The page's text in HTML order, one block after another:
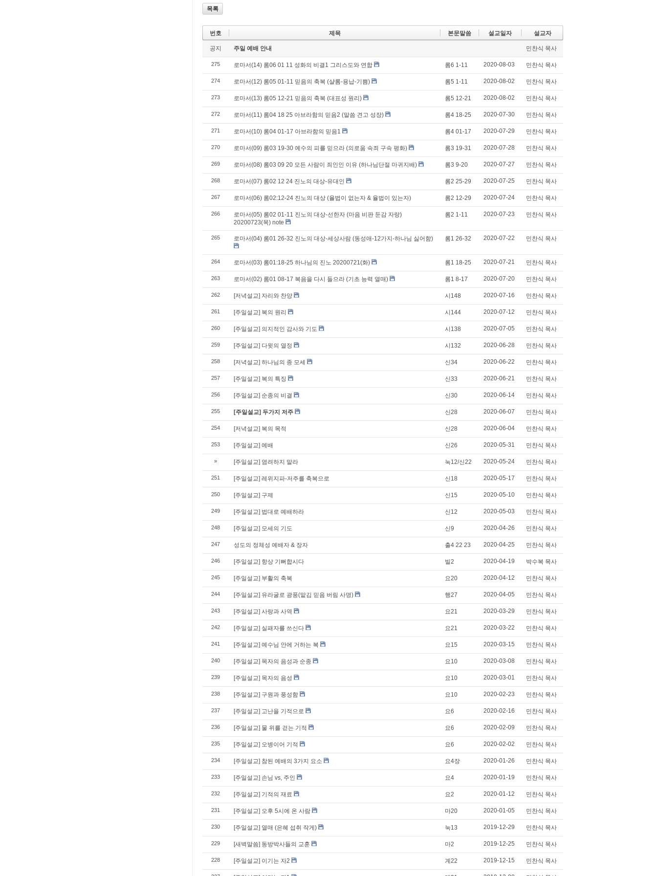
목록
번호 제목 본문말씀 설교일자 설교자
공지 주일 예배 안내 민찬식 목사
275 로마서(14) 롬06 01 11 성화의 비결1 그리스도와 연합 롬6 1-11 2020-08-03 민찬식 목사
274 로마서(12) 롬05 01-11 믿음의 축복 (샬롬-용납-기쁨) 롬5 1-11 2020-08-02 민찬식 목사
273 로마서(13) 롬05 12-21 믿음의 축복 (대표성 원리) 롬5 12-21 2020-08-02 민찬식 목사
272 로마서(11) 롬04 18 25 아브라함의 믿음2 (말씀 견고 성장) 롬4 18-25 2020-07-30 민찬식 목사
271 로마서(10) 롬04 01-17 아브라함의 믿음1 롬4 01-17 2020-07-29 민찬식 목사
270 로마서(09) 롬03 19-30 예수의 피를 믿으라 (의로움 속죄 구속 평화) 롬3 19-31 2020-07-28 민찬식 목사
269 로마서(08) 롬03 09 20 모든 사람이 죄인인 이유 (하나님단절 마귀지배) 롬3 9-20 2020-07-27 민찬식 목사
268 로마서(07) 롬02 12 24 진노의 대상-유대인 롬2 25-29 2020-07-25 민찬식 목사
267 로마서(06) 롬02:12-24 진노의 대상 (율법이 없는자 & 율법이 있는자) 롬2 12-29 2020-07-24 민찬식 목사
266
로마서(05) 롬02 01-11 진노의 대상-선한자 (마음 비판 둔감 자랑)
20200723(목) note
롬2 1-11 2020-07-23 민찬식 목사
265 로마서(04) 롬01 26-32 진노의 대상-세상사람 (동성애-12가지-하나님 싫어함) 롬1 26-32 2020-07-22 민찬식 목사
264 로마서(03) 롬01:18-25 하나님의 진노 20200721(화) 롬1 18-25 2020-07-21 민찬식 목사
263 로마서(02) 롬01 08-17 복음을 다시 들으라 (기초 능력 열매) 롬1 8-17 2020-07-20 민찬식 목사
262 [저녁설교] 자리와 찬양 시148 2020-07-16 민찬식 목사
261 [주일설교] 복의 원리 시144 2020-07-12 민찬식 목사
260 [주일설교] 의지적인 감사와 기도 시138 2020-07-05 민찬식 목사
259 [주일설교] 다윗의 열정 시132 2020-06-28 민찬식 목사
258 [저녁설교] 하나님의 종 모세 신34 2020-06-22 민찬식 목사
257 [주일설교] 복의 특징 신33 2020-06-21 민찬식 목사
256 [주일설교] 순종의 비결 신30 2020-06-14 민찬식 목사
255 [주일설교] 두가지 저주 신28 2020-06-07 민찬식 목사
254 [저녁설교] 복의 목적 신28 2020-06-04 민찬식 목사
253 [주일설교] 예배 신26 2020-05-31 민찬식 목사
» [주일설교] 염려하지 말라 눅12/신22 2020-05-24 민찬식 목사
251 [주일설교] 레위지파-저주를 축복으로 신18 2020-05-17 민찬식 목사
250 [주일설교] 구제 신15 2020-05-10 민찬식 목사
249 [주일설교] 법대로 예배하라 신12 2020-05-03 민찬식 목사
248 [주일설교] 모세의 기도 신9 2020-04-26 민찬식 목사
247 성도의 정체성 예배자 & 장자 출4 22 23 2020-04-25 민찬식 목사
246 [주일설교] 항상 기뻐합시다 빌2 2020-04-19 박수복 목사
245 [주일설교] 부활의 축복 요20 2020-04-12 민찬식 목사
244 [주일설교] 유라굴로 광풍(맡김 믿음 버림 사명) 행27 2020-04-05 민찬식 목사
243 [주일설교] 사랑과 사역 요21 2020-03-29 민찬식 목사
242 [주일설교] 실패자를 쓰신다 요21 2020-03-22 민찬식 목사
241 [주일설교] 예수님 안에 거하는 복 요15 2020-03-15 민찬식 목사
240 [주일설교] 목자의 음성과 순종 요10 2020-03-08 민찬식 목사
239 [주일설교] 목자의 음성 요10 2020-03-01 민찬식 목사
238 [주일설교] 구원과 풍성함 요10 2020-02-23 민찬식 목사
237 [주일설교] 고난을 기적으로 요6 2020-02-16 민찬식 목사
236 [주일설교] 물 위를 걷는 기적 요6 2020-02-09 민찬식 목사
235 [주일설교] 오병이어 기적 요6 2020-02-02 민찬식 목사
234 [주일설교] 참된 예배의 3가지 요소 요4장 2020-01-26 민찬식 목사
233 [주일설교] 손님 vs, 주인 요4 2020-01-19 민찬식 목사
232 [주일설교] 기적의 재료 요2 2020-01-12 민찬식 목사
231 [주일설교] 오후 5시에 온 사람 마20 2020-01-05 민찬식 목사
230 [주일설교] 열매 (은혜 섭취 작게) 눅13 2019-12-29 민찬식 목사
229 [새벽말씀] 동방박사들의 교훈 마2 2019-12-25 민찬식 목사
228 [주일설교] 이기는 자2 계22 2019-12-15 민찬식 목사